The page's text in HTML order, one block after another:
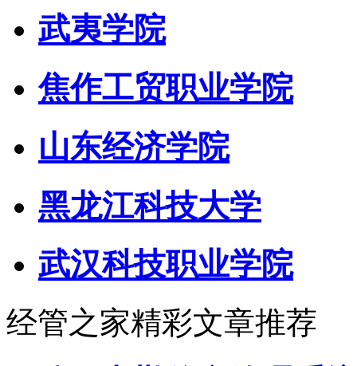
武夷学院
焦作工贸职业学院
山东经济学院
黑龙江科技大学
武汉科技职业学院
经管之家精彩文章推荐